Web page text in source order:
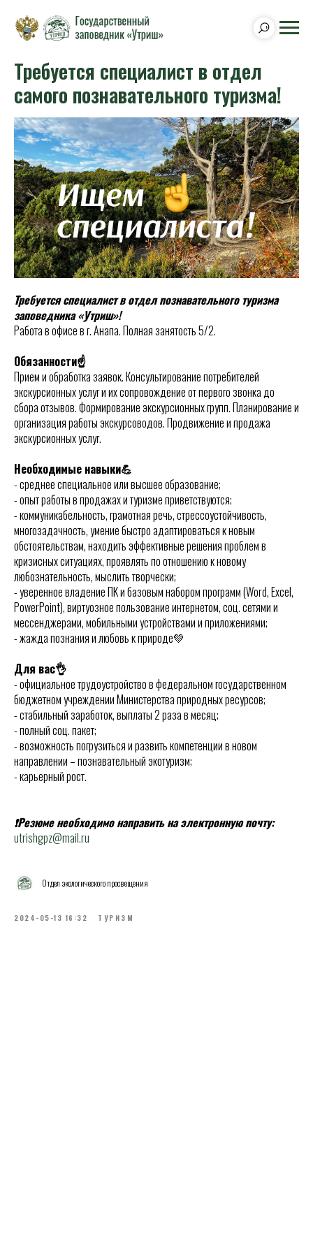
Требуется специалист в отдел
самого познавательного туризма!
Требуется специалист в отдел познавательного туризма
заповедника «Утриш»!
Работа в офисе в г. Анапа. Полная занятость 5/2.
Обязанности☝
Прием и обработка заявок. Консультирование потребителей
экскурсионных услуг и их сопровождение от первого звонка до
сбора отзывов. Формирование экскурсионных групп. Планирование и
организация работы экскурсоводов. Продвижение и продажа
экскурсионных услуг.
Необходимые навыки💪
- среднее специальное или высшее образование;
- опыт работы в продажах и туризме приветствуются;
- коммуникабельность, грамотная речь, стрессоустойчивость,
многозадачность, умение быстро адаптироваться к новым
обстоятельствам, находить эффективные решения проблем в
кризисных ситуациях, проявлять по отношению к новому
любознательность, мыслить творчески;
- уверенное владение ПК и базовым набором программ (Word, Excel,
PowerPoint), виртуозное пользование интернетом, соц. сетями и
мессенджерами, мобильными устройствами и приложениями;
- жажда познания и любовь к природе💚
Для вас👌
- официальное трудоустройство в федеральном государственном
бюджетном учреждении Министерства природных ресурсов;
- стабильный заработок, выплаты 2 раза в месяц;
- полный соц. пакет;
- возможность погрузиться и развить компетенции в новом
направлении – познавательный экотуризм;
- карьерный рост.
❗Резюме необходимо направить на электронную почту:
utrishgpz@mail.ru
Отдел экологического просвещения
2024-05-13 16:32 ТУРИЗМ